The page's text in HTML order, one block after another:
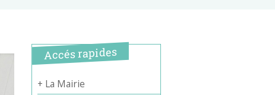
Accés rapides
+ La Mairie